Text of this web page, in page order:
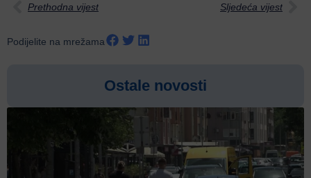
Prethodna vijest Sljedeća vijest
Podijelite na mrežama
Ostale novosti